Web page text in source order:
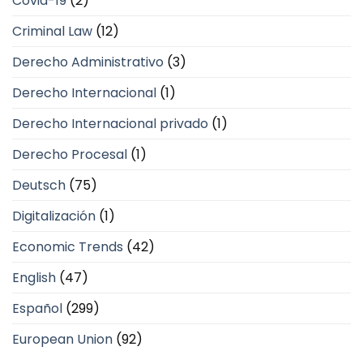
Criminal Law (12)
Derecho Administrativo (3)
Derecho Internacional (1)
Derecho Internacional privado (1)
Derecho Procesal (1)
Deutsch (75)
Digitalización (1)
Economic Trends (42)
English (47)
Español (299)
European Union (92)